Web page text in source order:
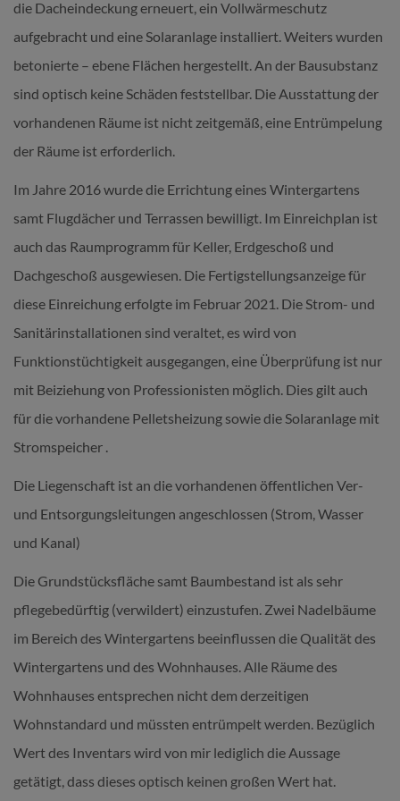
die Dacheindeckung erneuert, ein Vollwärmeschutz
aufgebracht und eine Solaranlage installiert. Weiters wurden
betonierte – ebene Flächen hergestellt. An der Bausubstanz
sind optisch keine Schäden feststellbar. Die Ausstattung der
vorhandenen Räume ist nicht zeitgemäß, eine Entrümpelung
der Räume ist erforderlich.
Im Jahre 2016 wurde die Errichtung eines Wintergartens
samt Flugdächer und Terrassen bewilligt. Im Einreichplan ist
auch das Raumprogramm für Keller, Erdgeschoß und
Dachgeschoß ausgewiesen. Die Fertigstellungsanzeige für
diese Einreichung erfolgte im Februar 2021. Die Strom- und
Sanitärinstallationen sind veraltet, es wird von
Funktionstüchtigkeit ausgegangen, eine Überprüfung ist nur
mit Beiziehung von Professionisten möglich. Dies gilt auch
für die vorhandene Pelletsheizung sowie die Solaranlage mit
Stromspeicher .
Die Liegenschaft ist an die vorhandenen öffentlichen Ver-
und Entsorgungsleitungen angeschlossen (Strom, Wasser
und Kanal)
Die Grundstücksfläche samt Baumbestand ist als sehr
pflegebedürftig (verwildert) einzustufen. Zwei Nadelbäume
im Bereich des Wintergartens beeinflussen die Qualität des
Wintergartens und des Wohnhauses. Alle Räume des
Wohnhauses entsprechen nicht dem derzeitigen
Wohnstandard und müssten entrümpelt werden. Bezüglich
Wert des Inventars wird von mir lediglich die Aussage
getätigt, dass dieses optisch keinen großen Wert hat.